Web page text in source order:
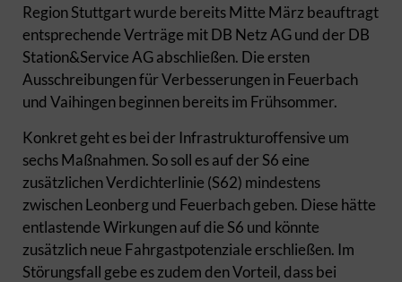
Region Stuttgart wurde bereits Mitte März beauftragt
entsprechende Verträge mit DB Netz AG und der DB
Station&Service AG abschließen. Die ersten
Ausschreibungen für Verbesserungen in Feuerbach
und Vaihingen beginnen bereits im Frühsommer.
Konkret geht es bei der Infrastrukturoffensive um
sechs Maßnahmen. So soll es auf der S6 eine
zusätzlichen Verdichterlinie (S62) mindestens
zwischen Leonberg und Feuerbach geben. Diese hätte
entlastende Wirkungen auf die S6 und könnte
zusätzlich neue Fahrgastpotenziale erschließen. Im
Störungsfall gebe es zudem den Vorteil, dass bei